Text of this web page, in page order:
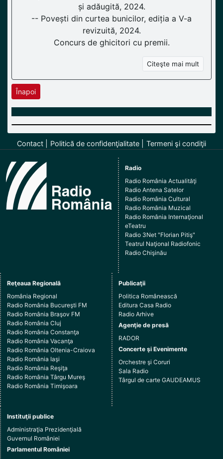
și adăugită, 2024.
-- Povești din curtea bunicilor, ediția a V-a
revizuită, 2024.
Concurs de ghicitori cu premii.
Citeşte mai mult
Înapoi
Contact Politică de confidenţialitate Termeni şi condiţii
Radio
Radio România Actualităţi
Radio Antena Satelor
Radio România Cultural
Radio România Muzical
Radio România Internaţional
eTeatru
Radio 3Net "Florian Pitiş"
Teatrul Naţional Radiofonic
Radio Chişinău
Reţeaua Regională
România Regional
Radio România Bucureşti FM
Radio România Braşov FM
Radio România Cluj
Radio România Constanţa
Radio România Vacanţa
Radio România Oltenia-Craiova
Radio România Iaşi
Radio România Reşiţa
Radio România Târgu Mureş
Radio România Timişoara
Publicaţii
Politica Românească
Editura Casa Radio
Radio Arhive
Agenţie de presă
RADOR
Concerte şi Evenimente
Orchestre şi Coruri
Sala Radio
Târgul de carte GAUDEAMUS
Instituţii publice
Administraţia Prezidenţială
Guvernul României
Parlamentul României